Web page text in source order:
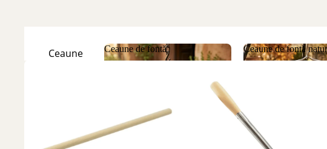
Ceaune
de fontă
Ceaune de fontă
Ceaune de fontă natur